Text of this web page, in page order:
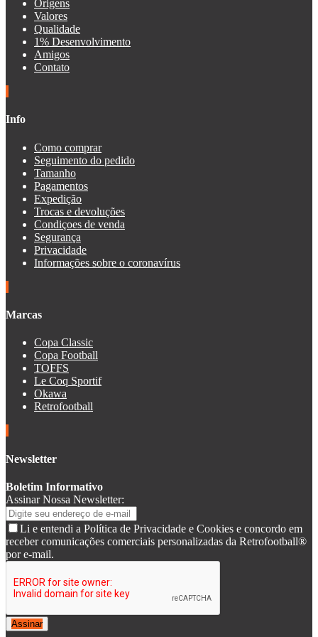
Origens
Valores
Qualidade
1% Desenvolvimento
Amigos
Contato
Info
Como comprar
Seguimento do pedido
Tamanho
Pagamentos
Expedição
Trocas e devoluções
Condiçoes de venda
Segurança
Privacidade
Informações sobre o coronavírus
Marcas
Copa Classic
Copa Football
TOFFS
Le Coq Sportif
Okawa
Retrofootball
Newsletter
Boletim Informativo
Assinar Nossa Newsletter:
Li e entendi a Política de Privacidade e Cookies e concordo em
receber comunicações comerciais personalizadas da Retrofootball®
por e-mail.
Assinar